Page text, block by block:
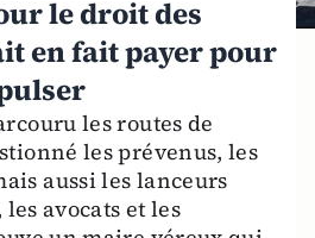
le droit des
en fait payer pour
les routes de
les prévenus, les
aussi les lanceurs
avocats et les